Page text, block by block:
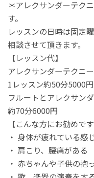
＊アレクサンダーテク
す。
レッスンの日時は固定
相談させて頂きます。
【レッスン代】
アレクサンダーテクニ
1レッスン約50分5000円
フルートとアレクサン
約70分6000円
【こんな方にお勧めです
・ 身体が疲れている感
・ 肩こり、腰痛がある
・ 赤ちゃんや子供の抱